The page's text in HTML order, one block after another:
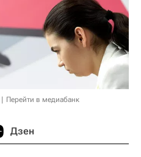
Перейти в медиабанк
Дзен